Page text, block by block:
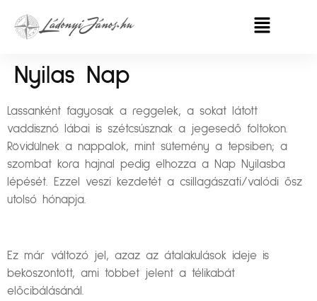
Nyilas Nap
Lassanként fagyosak a reggelek, a sokat látott
vaddisznó lábai is szétcsúsznak a jegesedő foltokon.
Rövidülnek a nappalok, mint sütemény a tepsiben; a
szombat kora hajnal pedig elhozza a Nap Nyilasba
lépését. Ezzel veszi kezdetét a csillagászati/valódi ősz
utolsó hónapja.
Ez már változó jel, azaz az átalakulások ideje is
beköszöntött, ami többet jelent a télikabát
előcibálásánál.